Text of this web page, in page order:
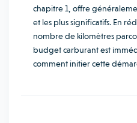
chapitre 1, offre
et les plus significatifs. En
nombre de kilomètres
budget carburant est
comment initier cette